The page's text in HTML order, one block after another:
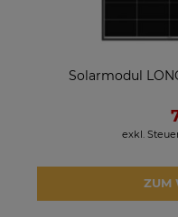
Solarmodul
exkl.
ZUM